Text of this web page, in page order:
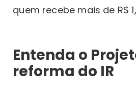
quem recebe mais de R$
Entenda o
reforma do IR